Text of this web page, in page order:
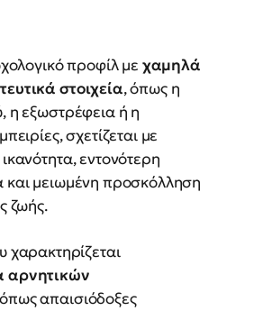
προφίλ με χαμηλά
στοιχεία, όπως η
η εξωστρέφεια ή η
σχετίζεται με
εντονότερη
και μειωμένη προσκόλληση
ζωής.
χαρακτηρίζεται
αρνητικών
απαισιόδοξες